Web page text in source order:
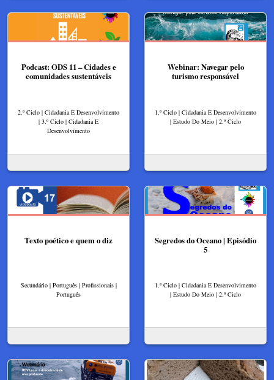
Podcast: ODS 11 – Cidades e
comunidades sustentáveis
2.º Ciclo | Cidadania E Desenvolvimento
| 3.º Ciclo | Cidadania E
Desenvolvimento
Webinar: Navegar pelo
turismo responsável
1.º Ciclo | Cidadania E Desenvolvimento
| Estudo Do Meio | 2.º Ciclo
Texto poético e quem o diz
Secundário | Português | Profissionais |
Português
Segredos do Oceano | Episódio
5
1.º Ciclo | Cidadania E Desenvolvimento
| Estudo Do Meio | 2.º Ciclo